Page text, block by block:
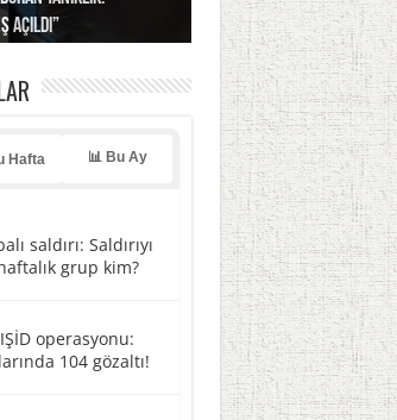
açıldı”fren!
Hafta 📊 Bu Ay
saldırı: Saldırıyı
grup kim?
operasyonu:
104 gözaltı!